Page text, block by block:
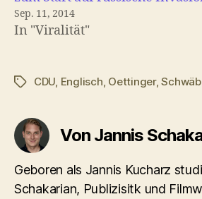
Sep. 11, 2014
In "Viralität"
Schlagwörter
CDU, Englisch, Oettinger,
Von Jannis
Geboren als Jannis Kucharz
Schakarian, Publizisitk und